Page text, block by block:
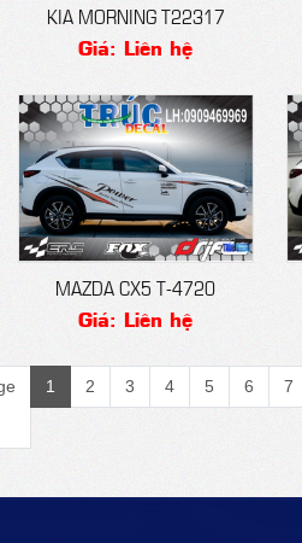
KIA MORNING T22317
Giá: Liên hệ
MAZDA CX5 T-4720
Giá: Liên hệ
1 2 3 4 5 6 7